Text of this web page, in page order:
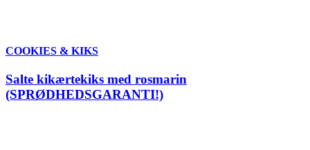
COOKIES & KIKS
Salte kikærtekiks med rosmarin
(SPRØDHEDSGARANTI!)